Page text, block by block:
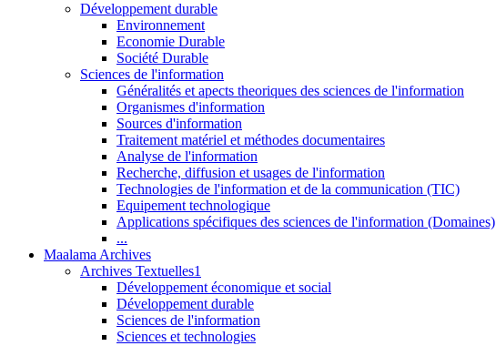
Développement durable
Environnement
Economie Durable
Société Durable
Sciences de l'information
Généralités et apects theoriques des sciences de l'information
Organismes d'information
Sources d'information
Traitement matériel et méthodes documentaires
Analyse de l'information
Recherche, diffusion et usages de l'information
Technologies de l'information et de la communication (TIC)
Equipement technologique
Applications spécifiques des sciences de l'information (Domaines)
...
Maalama Archives
Archives Textuelles1
Développement économique et social
Développement durable
Sciences de l'information
Sciences et technologies